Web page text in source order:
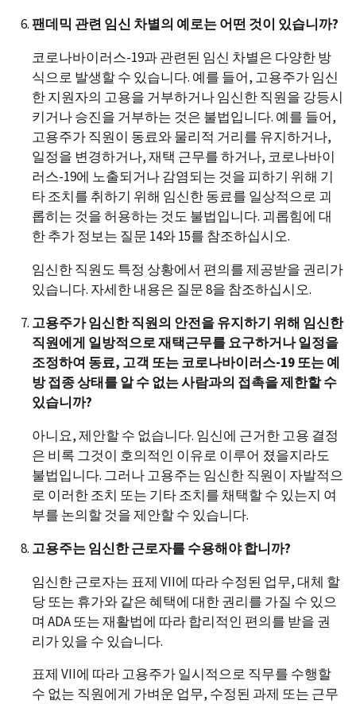
팬데믹 관련 임신 차별의 예로는 어떤 것이 있습니까?
코로나바이러스-19과 관련된 임신 차별은 다양한 방
식으로 발생할 수 있습니다. 예를 들어, 고용주가 임신
한 지원자의 고용을 거부하거나 임신한 직원을 강등시
키거나 승진을 거부하는 것은 불법입니다. 예를 들어,
고용주가 직원이 동료와 물리적 거리를 유지하거나,
일정을 변경하거나, 재택 근무를 하거나, 코로나바이
러스-19에 노출되거나 감염되는 것을 피하기 위해 기
타 조치를 취하기 위해 임신한 동료를 일상적으로 괴
롭히는 것을 허용하는 것도 불법입니다. 괴롭힘에 대
한 추가 정보는 질문 14와 15를 참조하십시오.
임신한 직원도 특정 상황에서 편의를 제공받을 권리가
있습니다. 자세한 내용은 질문 8을 참조하십시오.
고용주가 임신한 직원의 안전을 유지하기 위해 임신한
직원에게 일방적으로 재택근무를 요구하거나 일정을
조정하여 동료, 고객 또는 코로나바이러스-19 또는 예
방 접종 상태를 알 수 없는 사람과의 접촉을 제한할 수
있습니까?
아니요, 제안할 수 없습니다. 임신에 근거한 고용 결정
은 비록 그것이 호의적인 이유로 이루어 졌을지라도
불법입니다. 그러나 고용주는 임신한 직원이 자발적으
로 이러한 조치 또는 기타 조치를 채택할 수 있는지 여
부를 논의할 것을 제안할 수 있습니다.
고용주는 임신한 근로자를 수용해야 합니까?
임신한 근로자는 표제 VII에 따라 수정된 업무, 대체 할
당 또는 휴가와 같은 혜택에 대한 권리를 가질 수 있으
며 ADA 또는 재활법에 따라 합리적인 편의를 받을 권
리가 있을 수 있습니다.
표제 VII에 따라 고용주가 일시적으로 직무를 수행할
수 없는 직원에게 가벼운 업무, 수정된 과제 또는 근무